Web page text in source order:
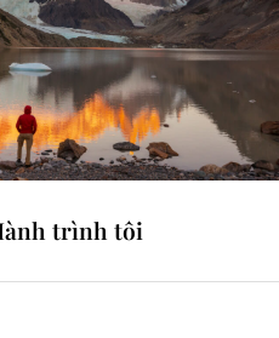
trình tôi